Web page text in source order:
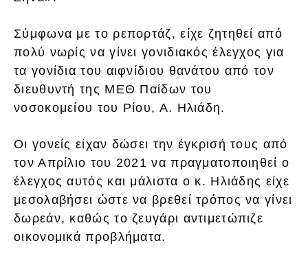
Σύμφωνα με το ρεπορτάζ, είχε ζητηθεί από
πολύ νωρίς να γίνει γονιδιακός έλεγχος για
τα γονίδια του αιφνίδιου θανάτου από τον
διευθυντή της ΜΕΘ Παίδων του
νοσοκομείου του Ρίου, Α. Ηλιάδη.
Οι γονείς είχαν δώσει την έγκρισή τους από
τον Απρίλιο του 2021 να πραγματοποιηθεί ο
έλεγχος αυτός και μάλιστα ο κ. Ηλιάδης είχε
μεσολαβήσει ώστε να βρεθεί τρόπος να γίνει
δωρεάν, καθώς το ζευγάρι αντιμετώπιζε
οικονομικά προβλήματα.